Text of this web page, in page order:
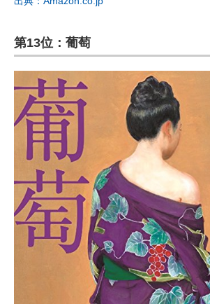
第13位：葡萄